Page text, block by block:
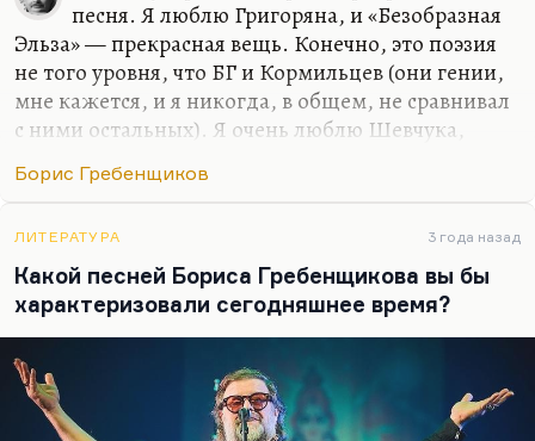
песня. Я люблю Григоряна, и «Безобразная
Эльза» — прекрасная вещь. Конечно, это поэзия
не того уровня, что БГ и Кормильцев (они гении,
мне кажется, и я никогда, в общем, не сравнивал
с ними остальных). Я очень люблю Шевчука,
Кортнева, но для меня БГ и Кормильцев —
что-то космическое, что-то из области
откровений. Григорян — замечательный,
крепкий профессионал и выдающийся музыкант.
Борис Гребенщиков
ЛИТЕРАТУРА 3 года назад
Какой песней Бориса Гребенщикова вы бы
характеризовали сегодняшнее время?